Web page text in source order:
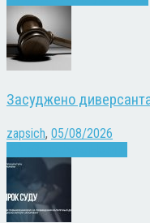
Засуджено
zapsich, 05/08/2026